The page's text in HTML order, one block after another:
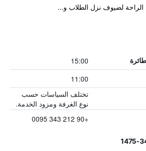
الراحة لضيوف نزل الطلاب و...
15:00
11:00
تختلف السياسات حسب
نوع الغرفة ومزود الخدمة.
+90 212 343 0095